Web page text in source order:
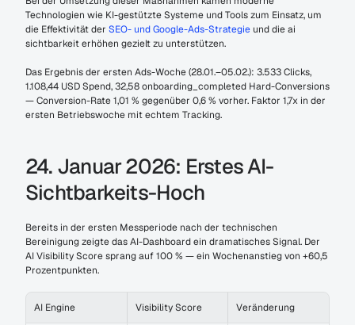
Technologien wie KI-gestützte Systeme und Tools zum Einsatz, um
die Effektivität der SEO- und Google-Ads-Strategie und die ai
sichtbarkeit erhöhen gezielt zu unterstützen.
Das Ergebnis der ersten Ads-Woche (28.01.–05.02.): 3.533 Clicks,
1.108,44 USD Spend, 32,58 onboarding_completed Hard-Conversions
— Conversion-Rate 1,01 % gegenüber 0,6 % vorher. Faktor 1,7x in der
ersten Betriebswoche mit echtem Tracking.
24. Januar 2026: Erstes AI-
Sichtbarkeits-Hoch
Bereits in der ersten Messperiode nach der technischen
Bereinigung zeigte das AI-Dashboard ein dramatisches Signal. Der
AI Visibility Score sprang auf 100 % — ein Wochenanstieg von +60,5
Prozentpunkten.
AI Engine Visibility Score Veränderung